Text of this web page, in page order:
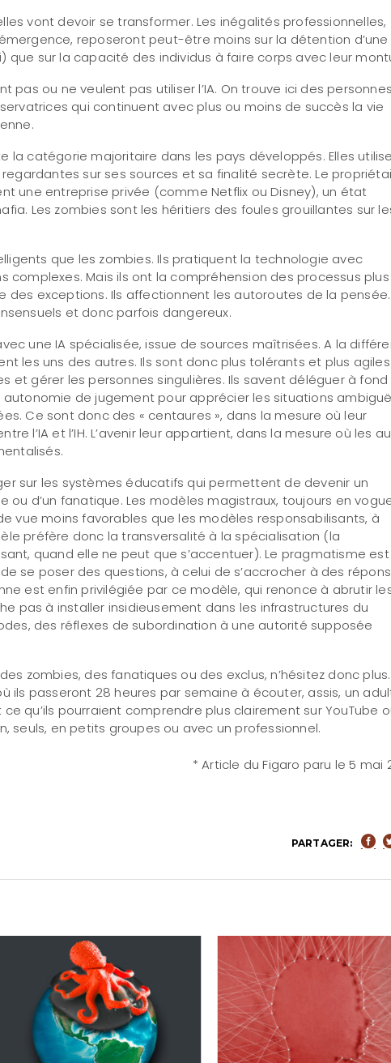
vont devoir se transformer. Les inégalités professionnelles,
reposeront peut-être moins sur la détention d’une
que sur la capacité des individus à faire corps avec leur
pas ou ne veulent pas utiliser l’IA. On trouve ici des personnes
qui continuent avec plus ou moins de succès la vie
la catégorie majoritaire dans les pays développés. Elles
sur ses sources et sa finalité secrète. Le
une entreprise privée (comme Netflix ou Disney), un état
Les zombies sont les héritiers des foules grouillantes sur
que les zombies. Ils pratiquent la technologie avec
Mais ils ont la compréhension des processus plus
des exceptions. Ils affectionnent les autoroutes de la pensée.
et donc parfois dangereux.
une IA spécialisée, issue de sources maîtrisées. A la
les uns des autres. Ils sont donc plus tolérants et plus
et gérer les personnes singulières. Ils savent déléguer à fond
autonomie de jugement pour apprécier les situations
Ce sont donc des « centaures », dans la mesure où leur
l’IA et l’IH. L’avenir leur appartient, dans la mesure où les
sur les systèmes éducatifs qui permettent de devenir un
ou d’un fanatique. Les modèles magistraux, toujours en
vue moins favorables que les modèles responsabilisants, à
préfère donc la transversalité à la spécialisation (la
quand elle ne peut que s’accentuer). Le pragmatisme est
se poser des questions, à celui de s’accrocher à des
est enfin privilégiée par ce modèle, qui renonce à abrutir
pas à installer insidieusement dans les infrastructures du
des réflexes de subordination à une autorité supposée
zombies, des fanatiques ou des exclus, n’hésitez donc plus.
ils passeront 28 heures par semaine à écouter, assis, un
qu’ils pourraient comprendre plus clairement sur YouTube
seuls, en petits groupes ou avec un professionnel.
* Article du Figaro paru le 5 mai
PARTAGER: